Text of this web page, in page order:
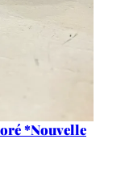
*Nouvelle